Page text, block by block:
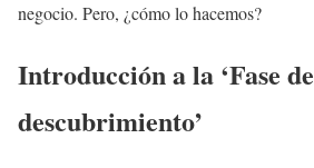
negocio. Pero, ¿cómo lo hacemos?
Introducción a la ‘Fase de
descubrimiento’